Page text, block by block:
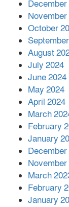
December
November
October
August
July 2024
June 2024
May 2024
April 2024
March
February
January
December
November
March
February
January